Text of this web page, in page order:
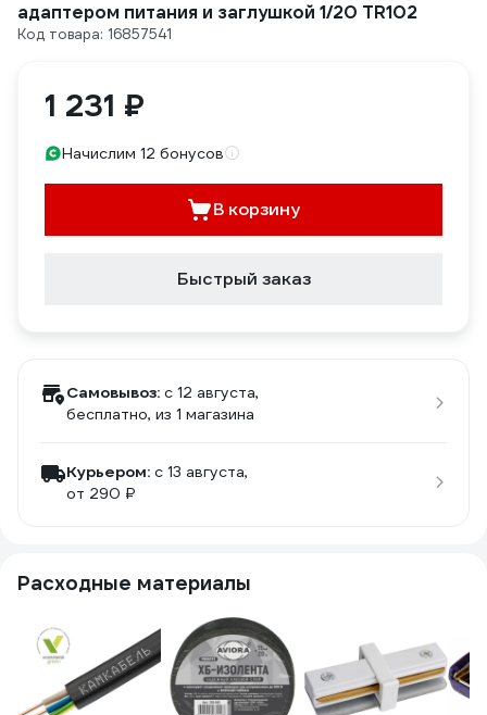
адаптером питания и заглушкой 1/20 TR102
Код товара: 16857541
1 231 ₽
Начислим 12 бонусов
В корзину
Быстрый заказ
Самовывоз: c 12 августа,
бесплатно, из 1 магазина
Курьером: c 13 августа,
от 290 ₽
Расходные материалы